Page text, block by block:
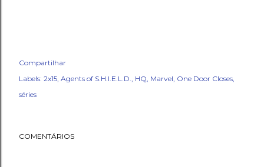
Compartilhar
Labels: 2x15 Agents of S.H.I.E.L.D. HQ Marvel One Door Closes
séries
COMENTÁRIOS